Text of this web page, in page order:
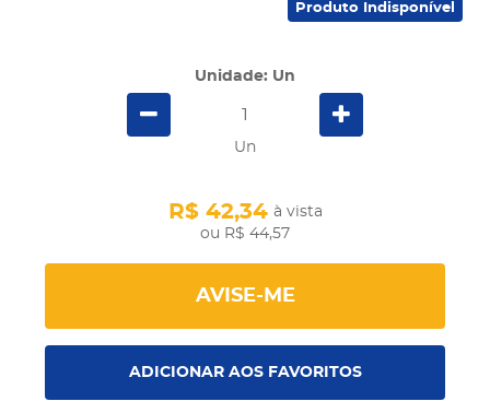
Produto Indisponível
Unidade: Un
Un
R$ 44,57
R$ 42,34 à vista
AVISE-ME
ADICIONAR AOS FAVORITOS